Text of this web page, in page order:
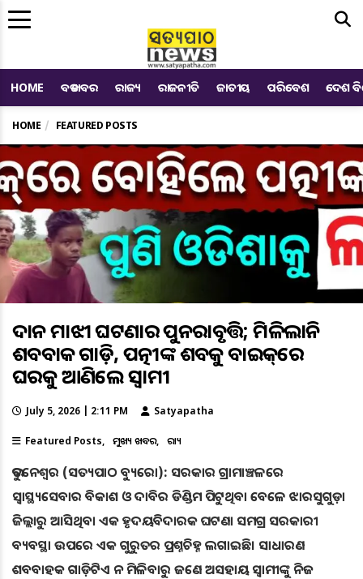
HOME ବଡ ଖବର ରାଜ୍ୟ ରାଜନୀତି ଜାତୀୟ ପରିବେଶ ଦେଶ
HOME FEATURED POSTS
ଦାନ ମାଝୀ ଘଟଣାର ପୁନରାବୃତ୍ତି; ମିଳିଲାନି
ଶବବାହକ ଗାଡ଼ି, ପତ୍ନୀଙ୍କ ଶବକୁ ବାଇକ୍‌ରେ
ଘରକୁ ଆଣିଲେ ସ୍ୱାମୀ
July 5, 2026 | 2:11 PM Satyapatha
Featured Posts ମୁଖ୍ୟ ଖବର ରାଜ୍ୟ
ଭୁବନେଶ୍ୱର (ସତ୍ୟପାଠ ବ୍ୟୁରୋ): ସରକାର ଗ୍ରାମାଞ୍ଚଳରେ
ସ୍ୱାସ୍ଥ୍ୟସେବାର ବିକାଶ ଓ ଦାବିର ଡିଣ୍ଡିମ ପିଟୁଥିବା ବେଳେ ଝାରସୁଗୁଡ଼ା
ଜିଲ୍ଲାରୁ ଆସିଥିବା ଏକ ହୃଦୟବିଦାରକ ଘଟଣା ସମଗ୍ର ସରକାରୀ
ବ୍ୟବସ୍ଥା ଉପରେ ଏକ ଗୁରୁତର ପ୍ରଶ୍ନଚିହ୍ନ ଲଗାଇଛି। ସାଧାରଣ
ଶବବାହକ ଗାଡ଼ିଟିଏ ନ ମିଳିବାରୁ ଜଣେ ଅସହାୟ ସ୍ୱାମୀଙ୍କୁ ନିଜ